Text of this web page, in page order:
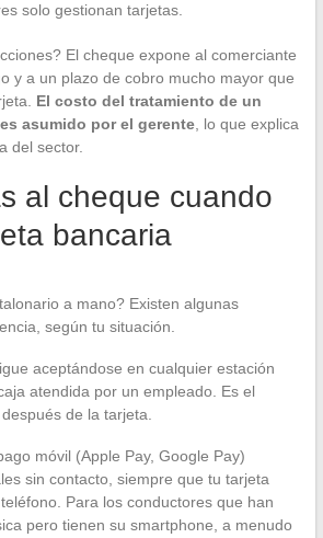
solo gestionan tarjetas.
El cheque expone al comerciante
y a un plazo de cobro mucho mayor que
El costo del tratamiento de un
asumido por el gerente, lo que explica
del sector.
al cheque cuando
bancaria
a mano? Existen algunas
según tu situación.
aceptándose en cualquier estación
atendida por un empleado. Es el
de la tarjeta.
móvil (Apple Pay, Google Pay)
sin contacto, siempre que tu tarjeta
Para los conductores que han
pero tienen su smartphone, a menudo